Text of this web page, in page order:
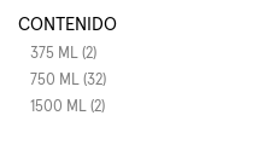
CONTENIDO
375 ML (2)
750 ML (32)
1500 ML (2)